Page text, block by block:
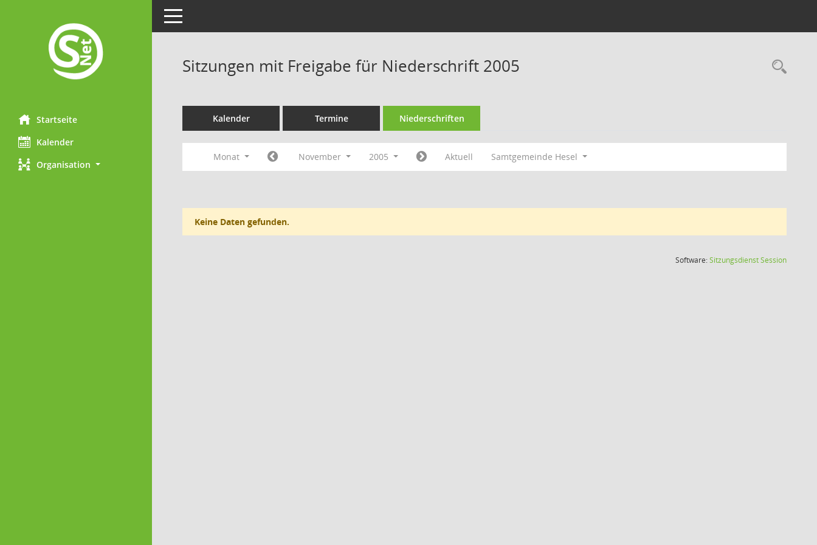
Startseite
Kalender
Organisation
Toggle navigation
Sitzungen mit Freigabe für Niederschrift 2005
Kalender Termine Niederschriften
Monat November 2005 Aktuell Samtgemeinde Hesel
Keine Daten gefunden.
Software:SitzungsdienstSession(Wird in